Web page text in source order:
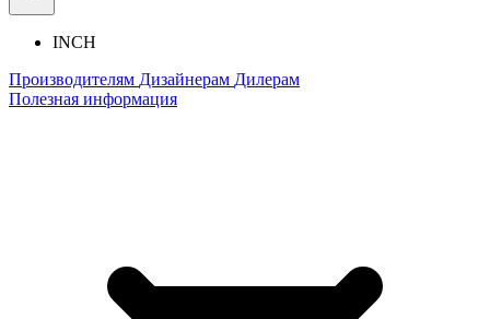
INCH
Производителям Дизайнерам Дилерам
Полезная информация